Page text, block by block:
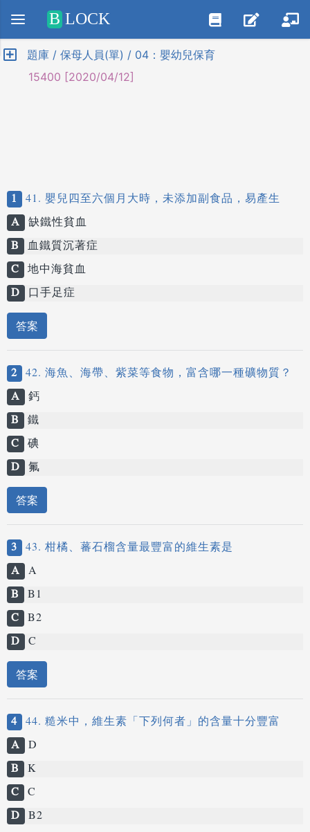
Positive SSL
B LOCK
題庫 / 保母人員(單) / 04：嬰幼兒保育
15400 [2020/04/12]
1 41. 嬰兒四至六個月大時，未添加副食品，易產生
A 缺鐵性貧血
B 血鐵質沉著症
C 地中海貧血
D 口手足症
答案
2 42. 海魚、海帶、紫菜等食物，富含哪一種礦物質？
A 鈣
B 鐵
C 碘
D 氟
答案
3 43. 柑橘、蕃石榴含量最豐富的維生素是
A A
B B1
C B2
D C
答案
4 44. 糙米中，維生素「下列何者」的含量十分豐富
A D
B K
C C
D B2